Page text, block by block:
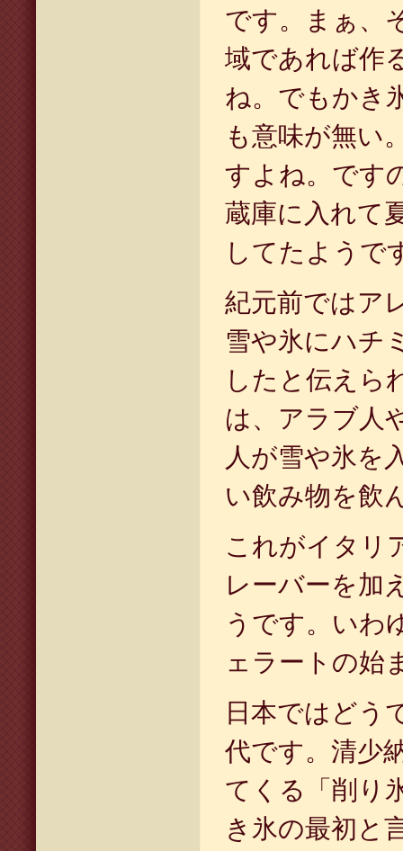
です。まぁ、
域であれば作
ね。でもかき
も意味が無い
すよね。です
蔵庫に入れて
してたようで
紀元前ではア
雪や氷にハチ
したと伝えら
は、アラブ人
人が雪や氷を
い飲み物を飲
これがイタリ
レーバーを加
うです。いわ
ェラートの始
日本ではどう
代です。清少
てくる「削り
き氷の最初と